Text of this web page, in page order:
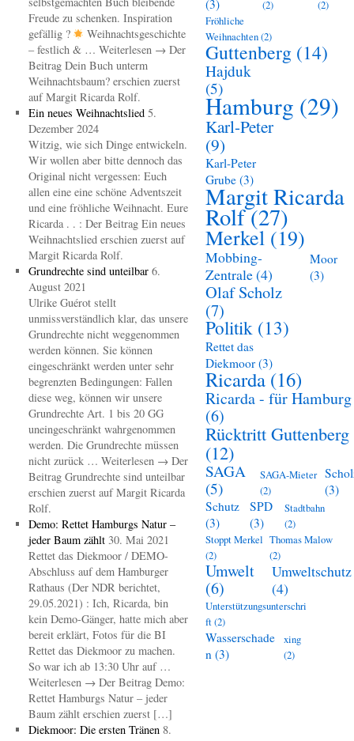
Freude zu schenken. Inspiration
gefällig ?
Weihnachtsgeschichte
– festlich & … Weiterlesen → Der
Beitrag Dein Buch unterm
Weihnachtsbaum? erschien zuerst
auf Margit Ricarda Rolf.
Ein neues Weihnachtslied 5.
Dezember 2024
Witzig, wie sich Dinge entwickeln.
Wir wollen aber bitte dennoch das
Original nicht vergessen: Euch
allen eine eine schöne Adventszeit
und eine fröhliche Weihnacht. Eure
Ricarda . . : Der Beitrag Ein neues
Weihnachtslied erschien zuerst auf
Margit Ricarda Rolf.
Grundrechte sind unteilbar 6.
August 2021
Ulrike Guérot stellt
unmissverständlich klar, das unsere
Grundrechte nicht weggenommen
werden können. Sie können
eingeschränkt werden unter sehr
begrenzten Bedingungen: Fallen
diese weg, können wir unsere
Grundrechte Art. 1 bis 20 GG
uneingeschränkt wahrgenommen
werden. Die Grundrechte müssen
nicht zurück … Weiterlesen → Der
Beitrag Grundrechte sind unteilbar
erschien zuerst auf Margit Ricarda
Rolf.
Demo: Rettet Hamburgs Natur –
jeder Baum zählt 30. Mai 2021
Rettet das Diekmoor / DEMO-
Abschluss auf dem Hamburger
Rathaus (Der NDR berichtet,
29.05.2021) : Ich, Ricarda, bin
kein Demo-Gänger, hatte mich aber
bereit erklärt, Fotos für die BI
Rettet das Diekmoor zu machen.
So war ich ab 13:30 Uhr auf …
Weiterlesen → Der Beitrag Demo:
Rettet Hamburgs Natur – jeder
Baum zählt erschien zuerst […]
Diekmoor: Die ersten Tränen 8.
(3) (2)
(2)
Fröhliche
Weihnachten(2)
Guttenberg (14)
Hajduk
(5)
Hamburg (29)
Karl-Peter
(9)
Karl-Peter
Grube (3)
Margit Ricarda
Rolf(27)
Merkel (19)
Mobbing-
Zentrale(4)
Moor
(3)
Olaf Scholz
(7)
Politik (13)
Rettet das
Diekmoor (3)
Ricarda (16)
Ricarda - für Hamburg
(6)
Rücktritt Guttenberg
(12)
SAGA
(5)
SAGA-Mieter
(2)
(3)
Schutz
(3)
SPD
(3)
Stadtbahn
(2)
Stoppt Merkel
(2)
Thomas Malow
(2)
Umwelt
(6)
Umweltschutz
(4)
Unterstützungsunterschri
ft(2)
Wasserschade
n (3)
xing
(2)